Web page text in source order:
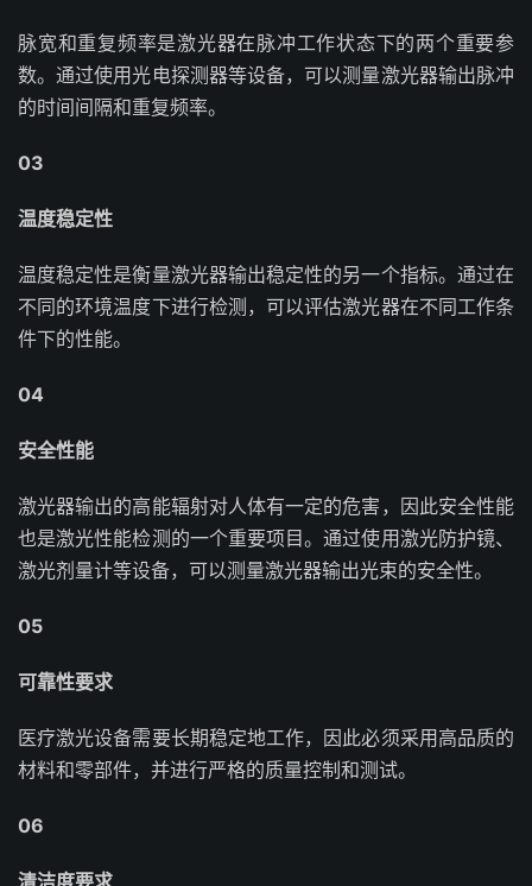
脉宽和重复频率是激光器在脉冲工作状态下的两个重要参
数。通过使用光电探测器等设备，可以测量激光器输出脉冲
的时间间隔和重复频率。
03
温度稳定性
温度稳定性是衡量激光器输出稳定性的另一个指标。通过在
不同的环境温度下进行检测，可以评估激光器在不同工作条
件下的性能。
04
安全性能
激光器输出的高能辐射对人体有一定的危害，因此安全性能
也是激光性能检测的一个重要项目。通过使用激光防护镜、
激光剂量计等设备，可以测量激光器输出光束的安全性。
05
可靠性要求
医疗激光设备需要长期稳定地工作，因此必须采用高品质的
材料和零部件，并进行严格的质量控制和测试。
06
清洁度要求